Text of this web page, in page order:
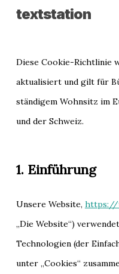
Skip
content
textstation
Diese Cookie-Richtlinie
aktualisiert und gilt für
ständigem Wohnsitz im
und der Schweiz.
1. Einführung
Unsere Website, https://
„Die Website“)
Technologien (der
unter „Cookies“